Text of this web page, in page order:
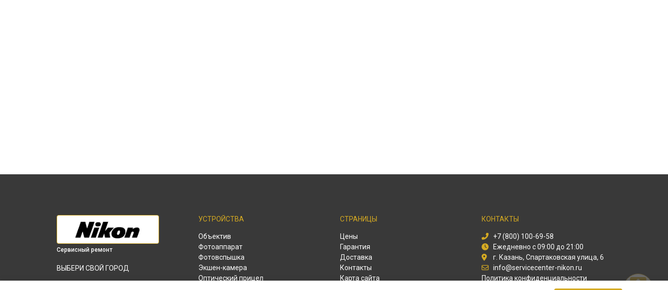
Сервисный ремонт
ВЫБЕРИ СВОЙ ГОРОД
УСТРОЙСТВА
Объектив
Фотоаппарат
Фотовспышка
Экшен-камера
Оптический прицел
СТРАНИЦЫ
Цены
Гарантия
Доставка
Контакты
Карта сайта
КОНТАКТЫ
+7 (800) 100-69-58
Ежедневно с 09:00 до 21:00
г. Казань, Спартаковская улица, 6
info@servicecenter-nikon.ru
Политика конфиденциальности